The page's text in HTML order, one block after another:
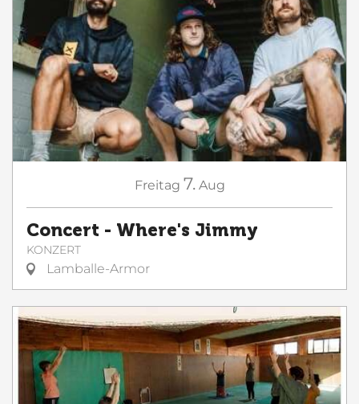
Freitag 7. Aug
Concert - Where's Jimmy
KONZERT
Lamballe-Armor